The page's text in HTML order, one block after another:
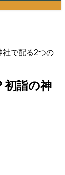
社で配る2つの
初詣の神